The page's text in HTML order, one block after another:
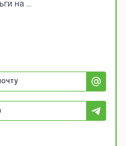
на ...